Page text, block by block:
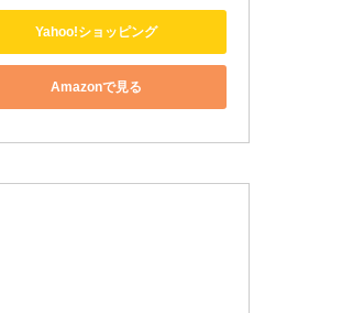
Yahoo!ショッピング
Amazonで見る